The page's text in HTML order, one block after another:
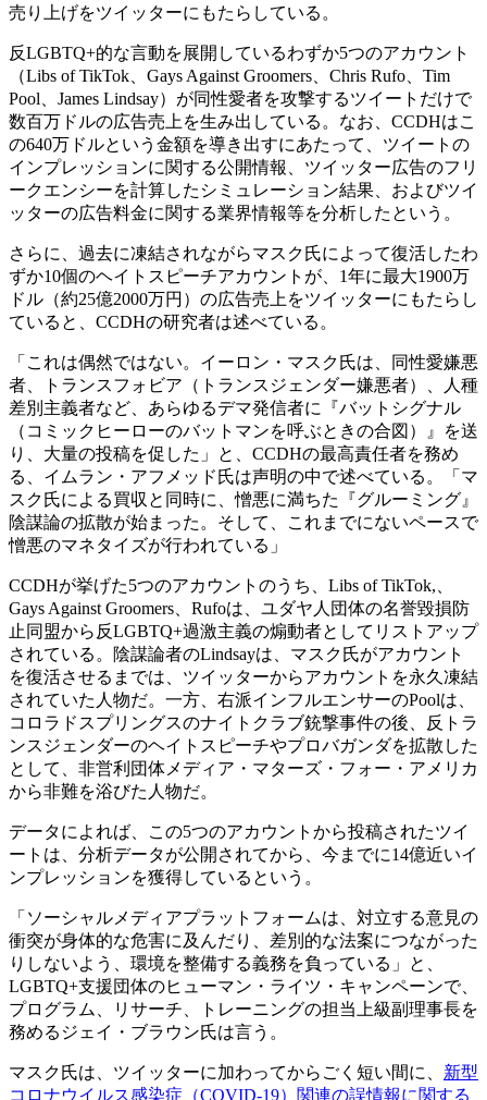
売り上げをツイッターにもたらしている。
反LGBTQ+的な言動を展開しているわずか5つのアカウント
（Libs of TikTok、Gays Against Groomers、Chris Rufo、Tim
Pool、James Lindsay）が同性愛者を攻撃するツイートだけで
数百万ドルの広告売上を生み出している。なお、CCDHはこ
の640万ドルという金額を導き出すにあたって、ツイートの
インプレッションに関する公開情報、ツイッター広告のフリ
ークエンシーを計算したシミュレーション結果、およびツイ
ッターの広告料金に関する業界情報等を分析したという。
さらに、過去に凍結されながらマスク氏によって復活したわ
ずか10個のヘイトスピーチアカウントが、1年に最大1900万
ドル（約25億2000万円）の広告売上をツイッターにもたらし
ていると、CCDHの研究者は述べている。
「これは偶然ではない。イーロン・マスク氏は、同性愛嫌悪
者、トランスフォビア（トランスジェンダー嫌悪者）、人種
差別主義者など、あらゆるデマ発信者に『バットシグナル
（コミックヒーローのバットマンを呼ぶときの合図）』を送
り、大量の投稿を促した」と、CCDHの最高責任者を務め
る、イムラン・アフメッド氏は声明の中で述べている。「マ
スク氏による買収と同時に、憎悪に満ちた『グルーミング』
陰謀論の拡散が始まった。そして、これまでにないペースで
憎悪のマネタイズが行われている」
CCDHが挙げた5つのアカウントのうち、Libs of TikTok,、
Gays Against Groomers、Rufoは、ユダヤ人団体の名誉毀損防
止同盟から反LGBTQ+過激主義の煽動者としてリストアップ
されている。陰謀論者のLindsayは、マスク氏がアカウント
を復活させるまでは、ツイッターからアカウントを永久凍結
されていた人物だ。一方、右派インフルエンサーのPoolは、
コロラドスプリングスのナイトクラブ銃撃事件の後、反トラ
ンスジェンダーのヘイトスピーチやプロバガンダを拡散した
として、非営利団体メディア・マターズ・フォー・アメリカ
から非難を浴びた人物だ。
データによれば、この5つのアカウントから投稿されたツイ
ートは、分析データが公開されてから、今までに14億近いイ
ンプレッションを獲得しているという。
「ソーシャルメディアプラットフォームは、対立する意見の
衝突が身体的な危害に及んだり、差別的な法案につながった
りしないよう、環境を整備する義務を負っている」と、
LGBTQ+支援団体のヒューマン・ライツ・キャンペーンで、
プログラム、リサーチ、トレーニングの担当上級副理事長を
務めるジェイ・ブラウン氏は言う。
マスク氏は、ツイッターに加わってからごく短い間に、 新型
コロナウイルス感染症（COVID-19）関連の誤情報に関する